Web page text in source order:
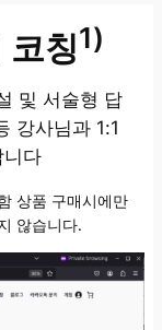
코칭1)
및 서술형 답
강사님과 1:1
니다
상품 구매시에만
않습니다.